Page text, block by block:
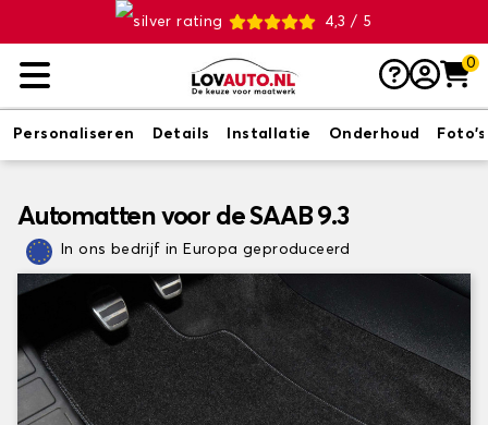
4,3 / 5
0
Personaliseren Details Installatie Onderhoud Foto's
Automatten voor de SAAB 9.3
In ons bedrijf in Europa geproduceerd